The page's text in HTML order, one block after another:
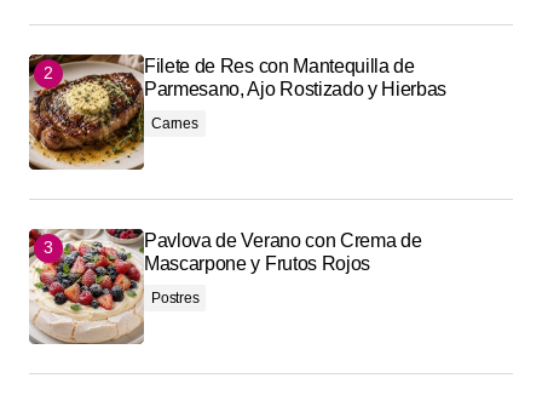
Filete de Res con Mantequilla de
Parmesano, Ajo Rostizado y Hierbas
Carnes
Pavlova de Verano con Crema de
Mascarpone y Frutos Rojos
Postres